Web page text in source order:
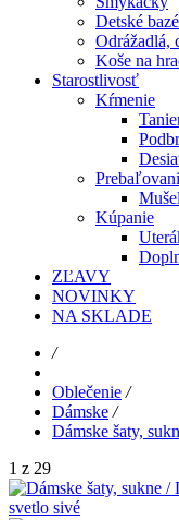
Detské
Odrážadlá,
Koše na
Starostlivosť
Kŕmenie
Kúpanie
ZĽAVY
NOVINKY
NA SKLADE
/
Oblečenie /
Dámske /
Dámske šaty,
1 z 29